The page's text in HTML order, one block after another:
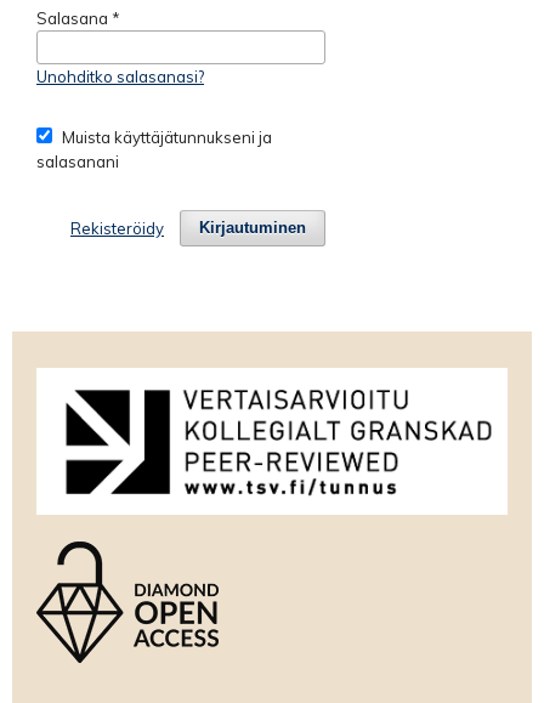
Salasana *
Unohditko salasanasi?
Muista käyttäjätunnukseni ja
salasanani
Kirjautuminen
Rekisteröidy